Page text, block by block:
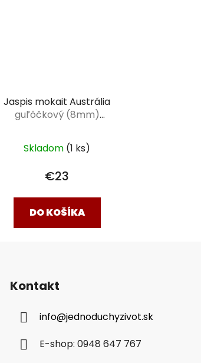
Jaspis mokait Austrália
guľôčkový (8mm)
Skladom (1 ks)
€23
DO KOŠÍKA
Kontakt
info@jednoduchyzivot.sk
E-shop: 0948 647 767